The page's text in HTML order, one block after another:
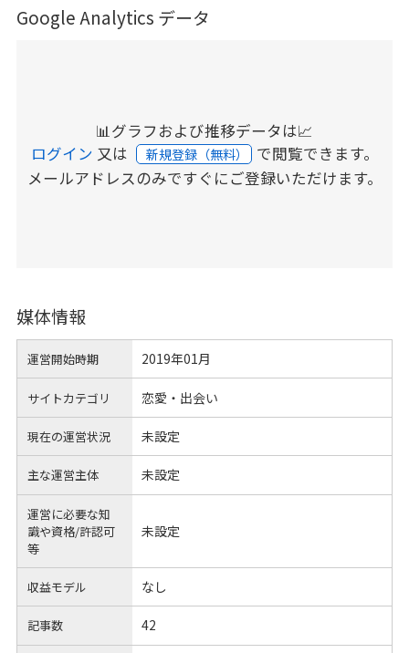
Google Analytics データ
📊グラフおよび推移データは📈
ログイン 又は 新規登録（無料） で閲覧できます。
メールアドレスのみですぐにご登録いただけます。
媒体情報
運営開始時期 2019年01月
サイトカテゴリ 恋愛・出会い
現在の運営状況 未設定
主な運営主体 未設定
運営に必要な知
識や資格/許認可
等
未設定
収益モデル なし
記事数 42